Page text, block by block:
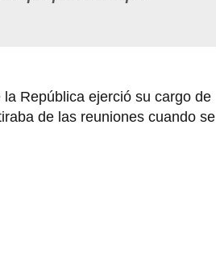
República ejerció su cargo de
de las reuniones cuando se